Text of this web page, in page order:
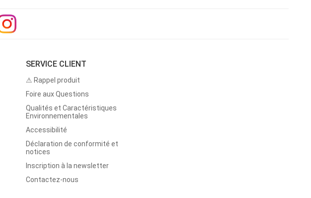
SERVICE CLIENT
⚠ Rappel produit
Foire aux Questions
Qualités et Caractéristiques
Environnementales
Accessibilité
Déclaration de conformité et
notices
Inscription à la newsletter
Contactez-nous